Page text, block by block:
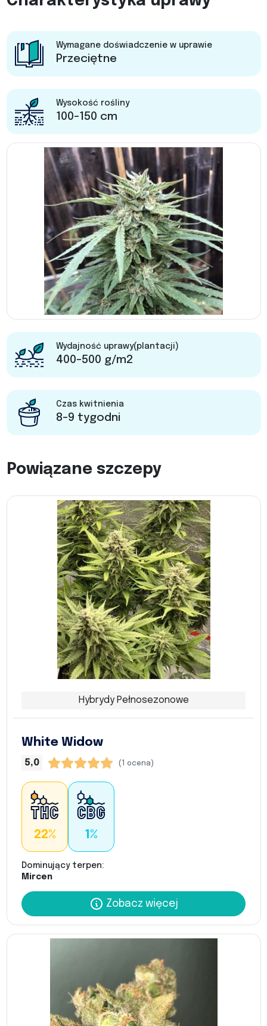
Wymagane doświadczenie w uprawie
Przeciętne
Wysokość rośliny
100-150 cm
Wydajność uprawy(plantacji)
400-500 g/m2
Czas kwitnienia
8-9 tygodni
Powiązane szczepy
Hybrydy Pełnosezonowe
White Widow
5,0 (1 ocena)
22% 1%
Dominujący terpen:
Mircen
Zobacz więcej